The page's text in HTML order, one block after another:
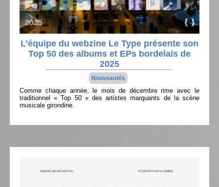
L’équipe du webzine Le Type présente son
Top 50 des albums et EPs bordelais de
2025
Nouveautés
Comme chaque année, le mois de décembre rime avec le
traditionnel « Top 50 » des artistes marquants de la scène
musicale girondine.